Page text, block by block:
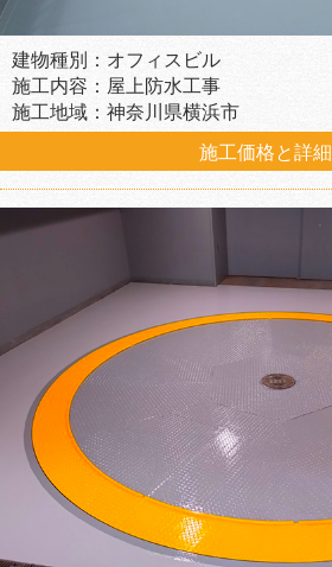
建物種別：オフィスビル
施工内容：屋上防水工事
施工地域：神奈川県横浜市
施工価格と詳細